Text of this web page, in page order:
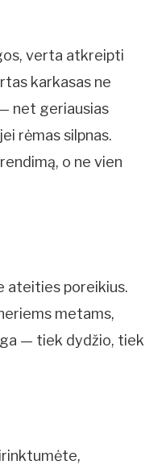
verta atkreipti
karkasas ne
net geriausias
rėmas silpnas.
o ne vien
ateities poreikius.
metams,
— tiek dydžio, tiek